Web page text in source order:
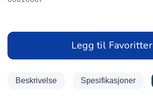
Legg til Favoritter
Beskrivelse Spesifikasjoner